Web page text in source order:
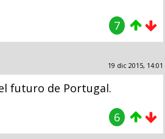
7
19 dic 2015, 14:01
futuro de Portugal.
6